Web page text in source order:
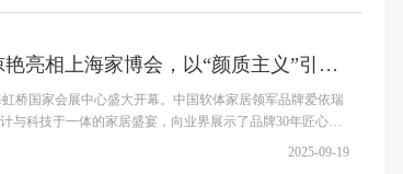
匠心三十载 逆风布新局|爱依瑞斯惊艳亮相上海家博会，以“颜质主义”引领家居新潮流
桥国家会展中心盛大开幕。中国软体家居领军品牌爱依瑞
科技于一体的家居盛宴，向业界展示了品牌30年匠心传
2025-09-19